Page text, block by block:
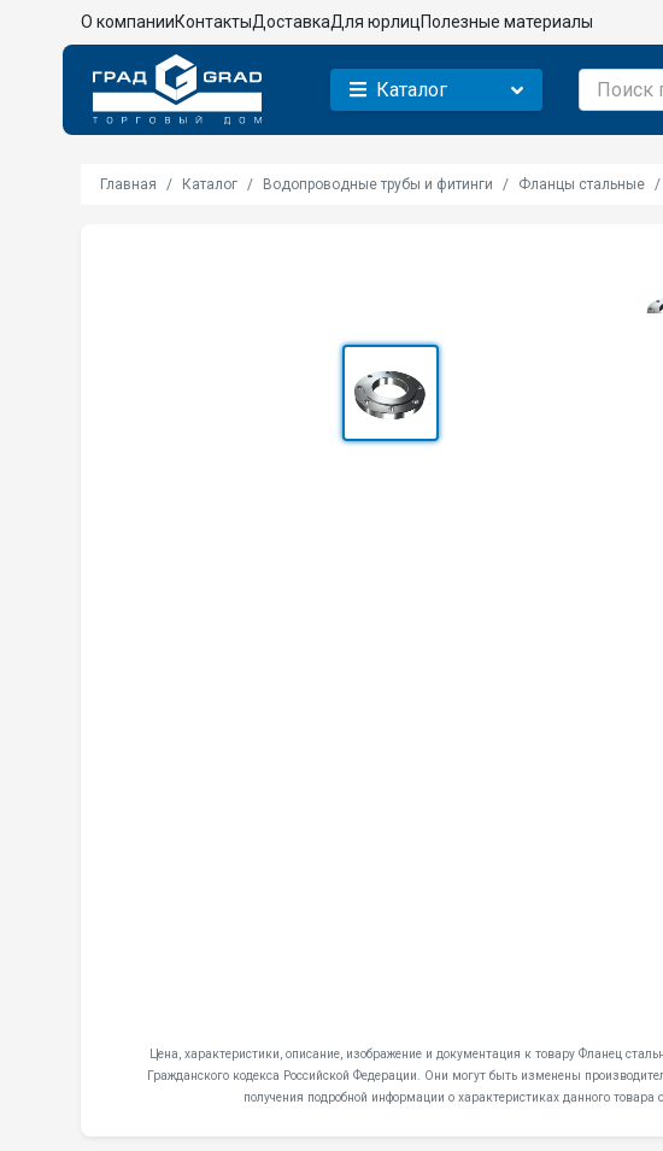
О компанииКонтактыДоставкаДля юрлицПолезные материалы
Каталог
Главная Каталог Водопроводные трубы и фитинги Фланцы стальные
Цена, характеристики, описание, изображение и документация к товару Фланец
Гражданского кодекса Российской Федерации. Они могут быть изменены
получения подробной информации о характеристиках данного